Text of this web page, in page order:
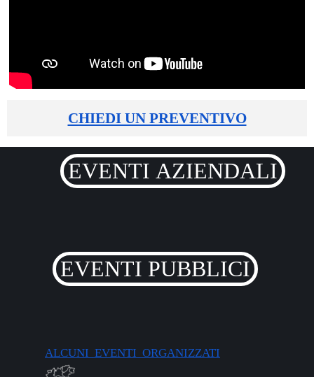
CHIEDI UN PREVENTIVO
EVENTI AZIENDALI
EVENTI PUBBLICI
ALCUNI EVENTI ORGANIZZATI